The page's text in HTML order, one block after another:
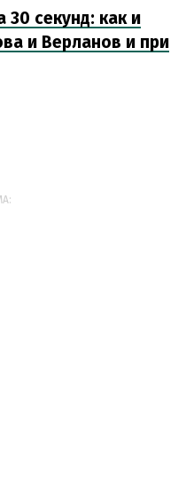
30 секунд: как и
и Верланов и при